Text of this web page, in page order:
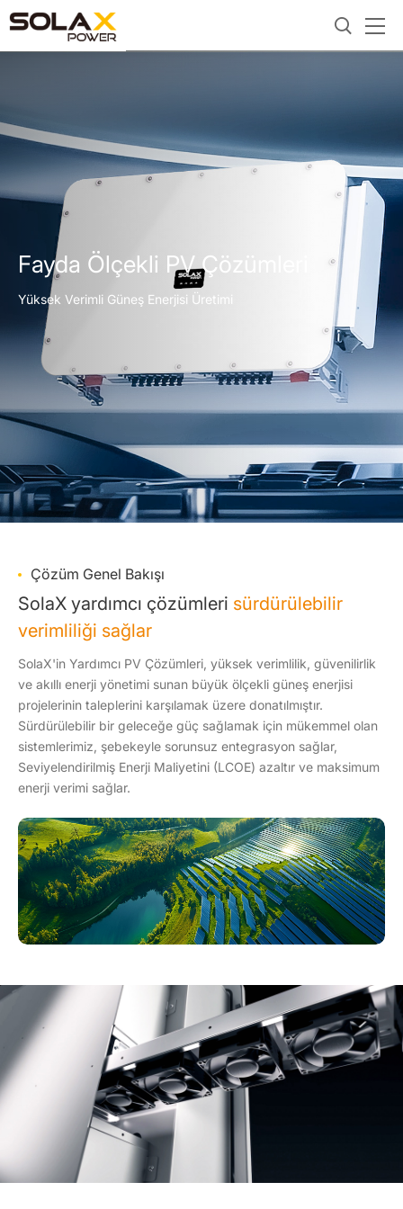
Fayda Ölçekli PV Çözümleri
Yüksek Verimli Güneş Enerjisi Üretimi
Çözüm Genel Bakışı
SolaX yardımcı çözümleri sürdürülebilir
verimliliği sağlar
SolaX'in Yardımcı PV Çözümleri, yüksek verimlilik, güvenilirlik
ve akıllı enerji yönetimi sunan büyük ölçekli güneş enerjisi
projelerinin taleplerini karşılamak üzere donatılmıştır.
Sürdürülebilir bir geleceğe güç sağlamak için mükemmel olan
sistemlerimiz, şebekeyle sorunsuz entegrasyon sağlar,
Seviyelendirilmiş Enerji Maliyetini (LCOE) azaltır ve maksimum
enerji verimi sağlar.